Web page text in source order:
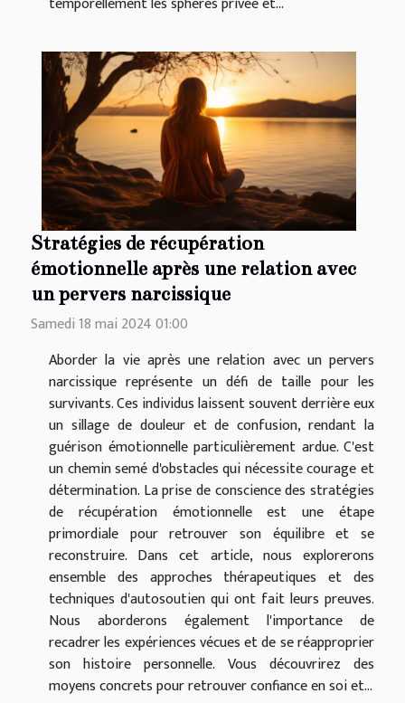
Stratégies de récupération
émotionnelle après une relation avec
un pervers narcissique
Samedi 18 mai 2024 01:00
Aborder la vie après une relation avec un pervers
narcissique représente un défi de taille pour les
survivants. Ces individus laissent souvent derrière eux
un sillage de douleur et de confusion, rendant la
guérison émotionnelle particulièrement ardue. C'est
un chemin semé d'obstacles qui nécessite courage et
détermination. La prise de conscience des stratégies
de récupération émotionnelle est une étape
primordiale pour retrouver son équilibre et se
reconstruire. Dans cet article, nous explorerons
ensemble des approches thérapeutiques et des
techniques d'autosoutien qui ont fait leurs preuves.
Nous aborderons également l'importance de
recadrer les expériences vécues et de se réapproprier
son histoire personnelle. Vous découvrirez des
moyens concrets pour retrouver confiance en soi et...